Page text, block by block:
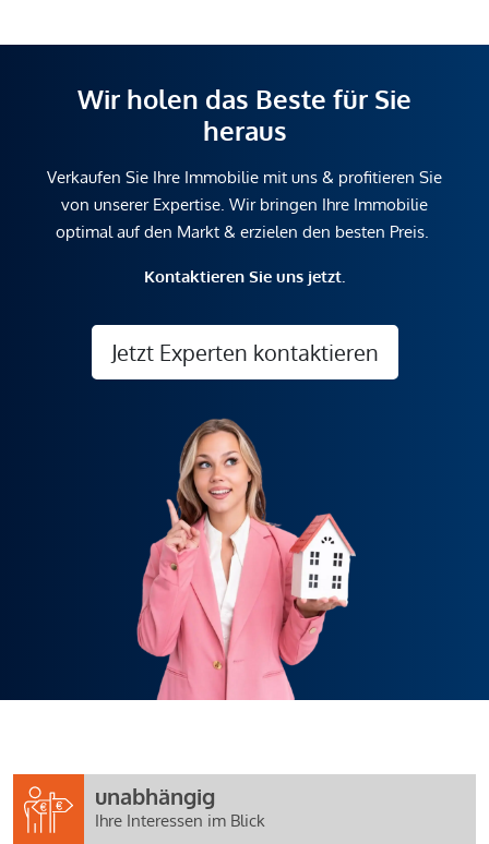
Wir holen das Beste für Sie
heraus
Verkaufen Sie Ihre Immobilie mit uns & profitieren Sie
von unserer Expertise. Wir bringen Ihre Immobilie
optimal auf den Markt & erzielen den besten Preis.
Kontaktieren Sie uns jetzt.
Jetzt Experten kontaktieren
unabhängig
Ihre Interessen im Blick